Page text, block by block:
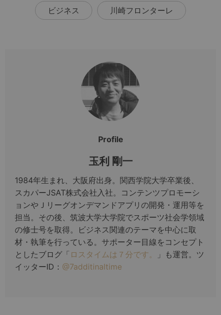
ビジネス 川崎フロンターレ
Profile
玉利 剛一
1984年生まれ、大阪府出身。関西学院大学卒業後、
スカパーJSAT株式会社入社。コンテンツプロモーシ
ョンやＪリーグオンデマンドアプリの開発・運用等を
担当。その後、筑波大学大学院でスポーツ社会学領域
の修士号を取得。ビジネス関連のテーマを中心に取
材・執筆を行っている。サポーター目線をコンセプト
としたブログ「 ロスタイムは７分です。
」も運営。ツ
イッターID： @7additinaltime